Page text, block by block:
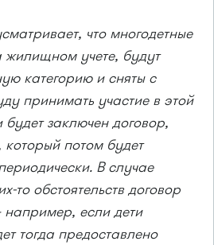
что многодетные
жилищном учете, будут
категорию и сняты с
принимать участие в этой
заключен договор,
потом будет
В случае
то обстоятельств договор
если дети
тогда предоставлено